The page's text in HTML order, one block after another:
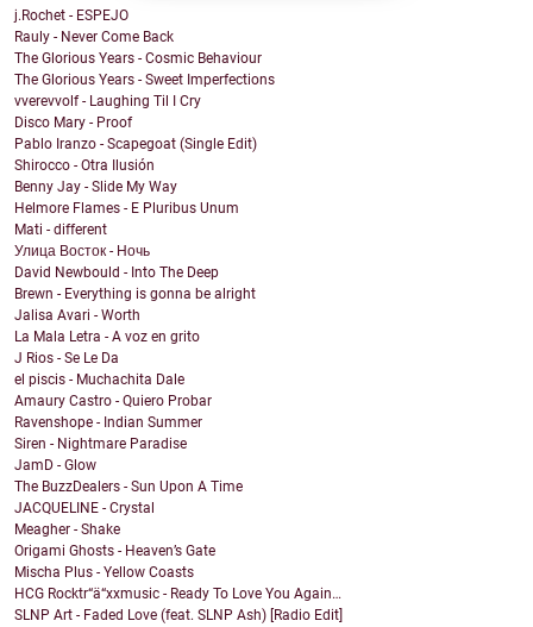
j.Rochet - ESPEJO
Rauly - Never Come Back
The Glorious Years - Cosmic Behaviour
The Glorious Years - Sweet Imperfections
vverevvolf - Laughing Til I Cry
Disco Mary - Proof
Pablo Iranzo - Scapegoat (Single Edit)
Shirocco - Otra Ilusión
Benny Jay - Slide My Way
Helmore Flames - E Pluribus Unum
Mati - different
Улица Восток - Ночь
David Newbould - Into The Deep
Brewn - Everything is gonna be alright
Jalisa Avari - Worth
La Mala Letra - A voz en grito
J Rios - Se Le Da
el piscis - Muchachita Dale
Amaury Castro - Quiero Probar
Ravenshope - Indian Summer
Siren - Nightmare Paradise
JamD - Glow
The BuzzDealers - Sun Upon A Time
JACQUELINE - Crystal
Meagher - Shake
Origami Ghosts - Heaven’s Gate
Mischa Plus - Yellow Coasts
HCG Rocktr“ä“xxmusic - Ready To Love You Again…
SLNP Art - Faded Love (feat. SLNP Ash) [Radio Edit]